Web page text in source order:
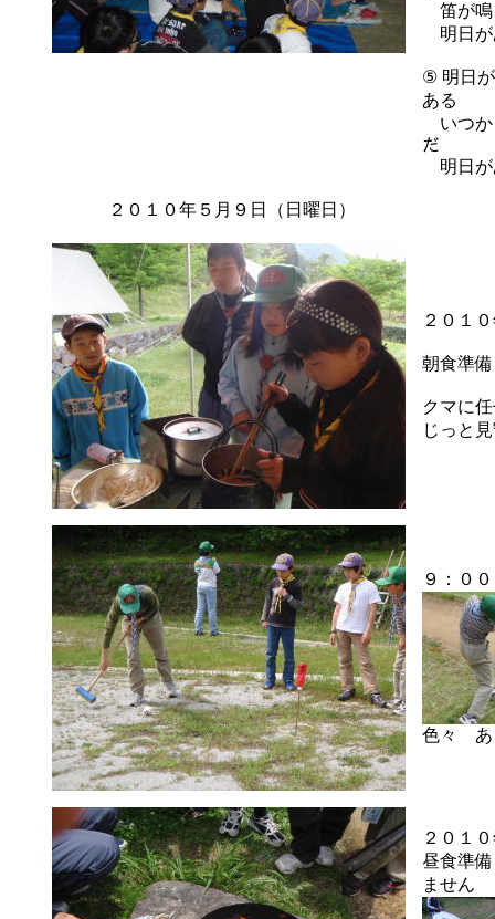
笛が鳴
明日が
⑤ 明日
ある
いつか
だ
明日が
２０１０年５月９日（日曜日）
２０１
朝食準備
クマに
じっと
９：０
色々 あ
２０１
昼食準
ません